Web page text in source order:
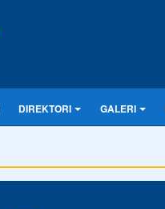
DIREKTORI GALERI